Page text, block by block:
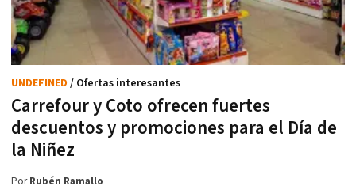
Carrefour y Coto ofrecen fuertes
descuentos y promociones para el Día de
la Niñez
UNDEFINED / Ofertas interesantes
PorRubén Ramallo